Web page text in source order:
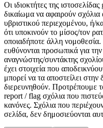
Οι ιδιοκτήτες της
δικαίωμα να αφαιρούν
υβριστικού περιεχομένου, ή/
ότι υποκινούν το μίσος/τον
οποιαδήποτε άλλη
ευθύνονται προσωπικά για
αναγνώστης/συντάκτης
έχει στοιχεία που
μπορεί να τα αποστείλει στην
διερευνηθούν. Προτρέπουμε
report / flag σχόλια που
κανόνες. Σχόλια που
σελίδα, δεν δημοσιεύονται